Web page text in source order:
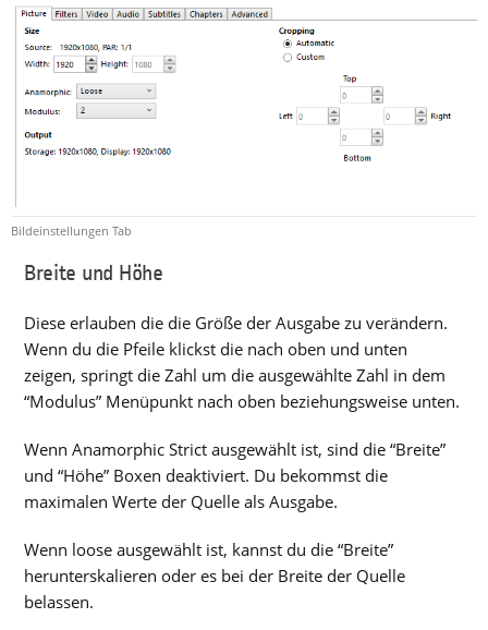
Bildeinstellungen Tab
Breite und Höhe
Diese erlauben die die Größe der Ausgabe zu verändern.
Wenn du die Pfeile klickst die nach oben und unten
zeigen, springt die Zahl um die ausgewählte Zahl in dem
“Modulus” Menüpunkt nach oben beziehungsweise unten.
Wenn Anamorphic Strict ausgewählt ist, sind die “Breite”
und “Höhe” Boxen deaktiviert. Du bekommst die
maximalen Werte der Quelle als Ausgabe.
Wenn loose ausgewählt ist, kannst du die “Breite”
herunterskalieren oder es bei der Breite der Quelle
belassen.